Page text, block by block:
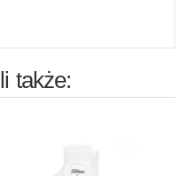
także: